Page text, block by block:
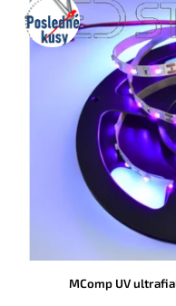
kusy
MComp UV